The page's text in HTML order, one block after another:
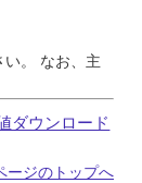
。 なお、主
ダウンロード
ージのトップへ